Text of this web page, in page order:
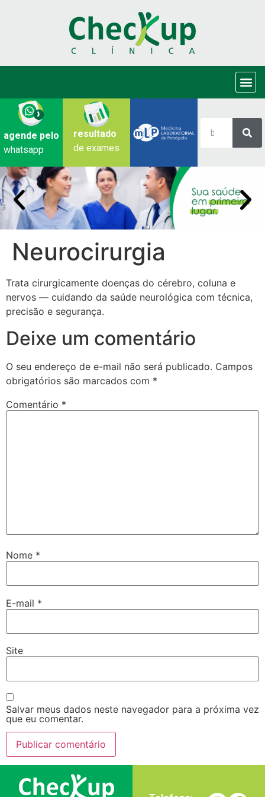
agende pelo
whatsapp
resultado
de exames
Neurocirurgia
Trata cirurgicamente doenças do cérebro, coluna e
nervos — cuidando da saúde neurológica com técnica,
precisão e segurança.
Deixe um comentário
O seu endereço de e-mail não será publicado. Campos
obrigatórios são marcados com *
Comentário *
Nome *
E-mail *
Site
Salvar meus dados neste navegador para a próxima vez
que eu comentar.